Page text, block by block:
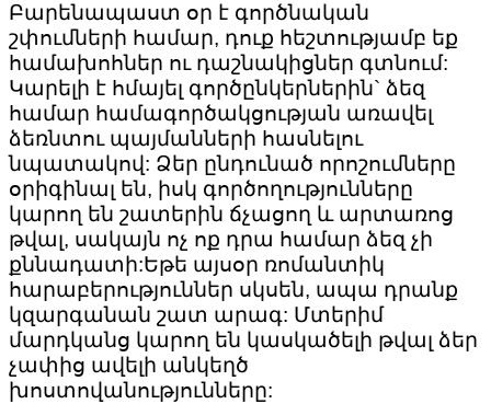
Բարենապաստ օր է գործնական
շփումների համար, դուք հեշտությամբ եք
համախոհներ ու դաշնակիցներ գտնում:
Կարելի է հմայել գործընկերներին` ձեզ
համար համագործակցության առավել
ձեռնտու պայմանների հասնելու
նպատակով: Ձեր ընդունած որոշումները
օրիգինալ են, իսկ գործողությունները
կարող են շատերին ճչացող և արտառոց
թվալ, սակայն ոչ ոք դրա համար ձեզ չի
քննադատի:Եթե այսօր ռոմանտիկ
հարաբերություններ սկսեն, ապա դրանք
կզարգանան շատ արագ: Մտերիմ
մարդկանց կարող են կասկածելի թվալ ձեր
չափից ավելի անկեղծ
խոստովանությունները: